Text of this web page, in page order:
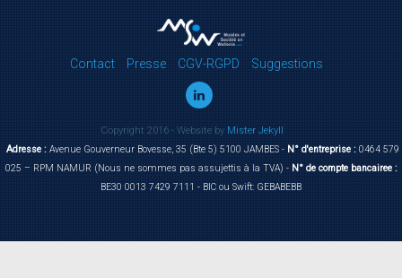
Contact Presse CGV-RGPD Suggestions
Copyright 2016 - Website byMister Jekyll
Adresse :Avenue Gouverneur Bovesse, 35 (Bte 5) 5100 JAMBES - N° d'entreprise :0464 579
025 – RPM NAMUR (Nous ne sommes pas assujettis à la TVA) -N° de compte bancairee :
BE30 0013 7429 7111 - BIC ou Swift: GEBABEBB